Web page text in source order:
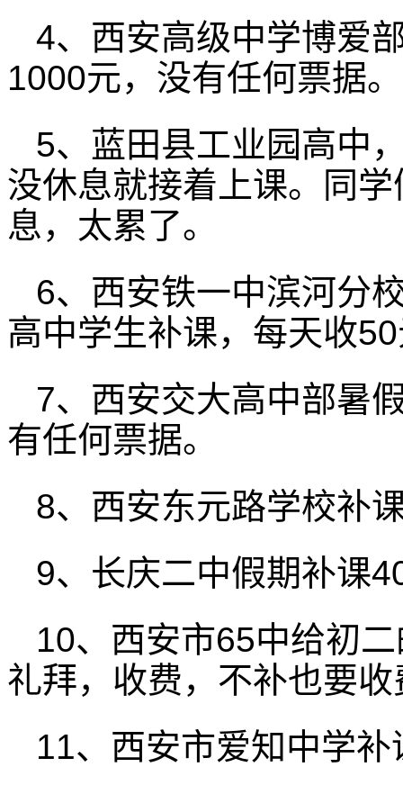
4、西安高级中学博爱
1000元，没有任何票据。
5、蓝田县工业园高中
没休息就接着上课。同
息，太累了。
6、西安铁一中滨河分
高中学生补课，每天收
7、西安交大高中部暑
有任何票据。
8、西安东元路学校补
9、长庆二中假期补课
10、西安市65中给初
礼拜，收费，不补也要收
11、西安市爱知中学